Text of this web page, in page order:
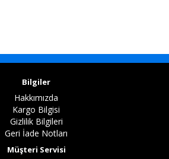
Bilgiler
Hakkımızda
Kargo Bilgisi
Gizlilik Bilgileri
Geri İade Notları
Müşteri Servisi